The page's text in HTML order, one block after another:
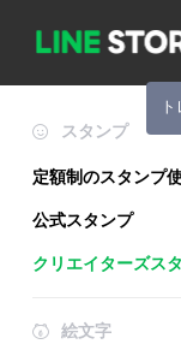
スタンプ
定額制のスタンプ
公式スタンプ
クリエイターズス
絵文字